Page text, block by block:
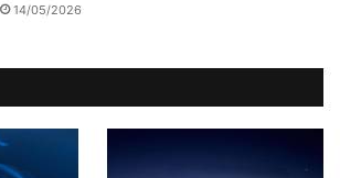
14/05/2026